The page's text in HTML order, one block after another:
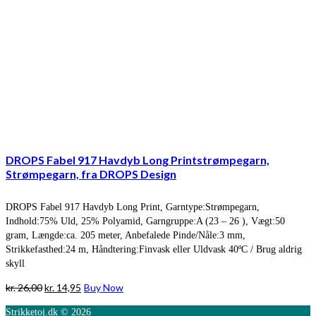
DROPS Fabel 917 Havdyb Long Printstrømpegarn,
Strømpegarn, fra DROPS Design
DROPS Fabel 917 Havdyb Long Print, Garntype:Strømpegarn,
Indhold:75% Uld, 25% Polyamid, Garngruppe:A (23 – 26 ), Vægt:50
gram, Længde:ca. 205 meter, Anbefalede Pinde/Nåle:3 mm,
Strikkefasthed:24 m, Håndtering:Finvask eller Uldvask 40ºC / Brug aldrig
skyll
kr.26,00Den
kr. 14,95 Den
Buy Now
Strikketoj.dk © 2026